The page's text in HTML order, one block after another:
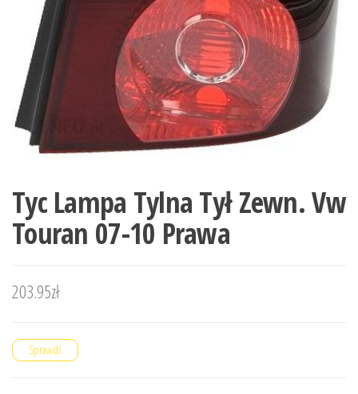
Tyc Lampa Tylna Tył Zewn. Vw
Touran 07-10 Prawa
203.95zł
Sprawdź